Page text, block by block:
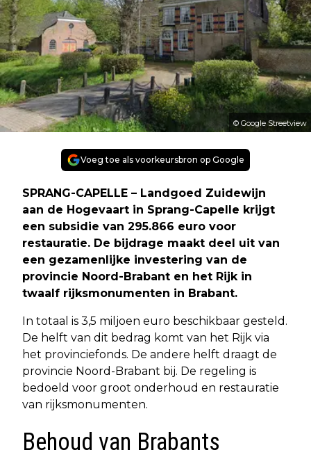
© Google Streetview
Voeg toe als voorkeursbron op Google
SPRANG-CAPELLE – Landgoed Zuidewijn
aan de Hogevaart in Sprang-Capelle krijgt
een subsidie van 295.866 euro voor
restauratie. De bijdrage maakt deel uit van
een gezamenlijke investering van de
provincie Noord-Brabant en het Rijk in
twaalf rijksmonumenten in Brabant.
In totaal is 3,5 miljoen euro beschikbaar gesteld.
De helft van dit bedrag komt van het Rijk via
het provinciefonds. De andere helft draagt de
provincie Noord-Brabant bij. De regeling is
bedoeld voor groot onderhoud en restauratie
van rijksmonumenten.
Behoud van Brabants